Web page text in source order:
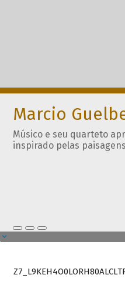
Marcio
Músico e seu quarteto
inspirado pelas